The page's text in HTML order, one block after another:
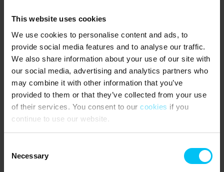
This website uses cookies
We use cookies to personalise content and ads, to
provide social media features and to analyse our traffic.
We also share information about your use of our site with
our social media, advertising and analytics partners who
may combine it with other information that you’ve
provided to them or that they’ve collected from your use
of their services. You consent to our cookies if you
continue to use our website.
Selection
Necessary
Elektroheizung. Verbrauch wird abgerechnet.
Es ist KEIN Grill vorhanden.
Kaution wird erhoben.
NÄCHSTE EINKAUFSMÖGLICHKEITEN:
Meny-Supermarkt liegt 1800 Meter von der Ferienunterkunft
entfernt.
Ferienunterkunft entfernt.